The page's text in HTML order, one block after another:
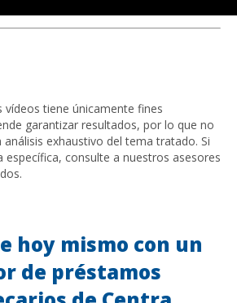
vídeos tiene únicamente fines
garantizar resultados, por lo que no
análisis exhaustivo del tema tratado. Si
específica, consulte a nuestros asesores
hoy mismo con un
de préstamos